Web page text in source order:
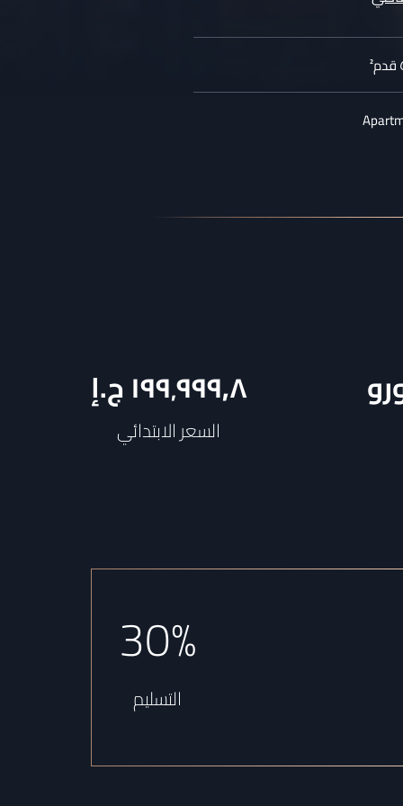
١٩٩٬٩٩٩٫٨ ج.إ
السعر الابتدائي
30%
التسليم